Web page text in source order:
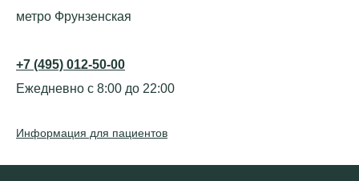
метро Фрунзенская
+7 (495) 012-50-00
Ежедневно с 8:00 до 22:00
Информация для пациентов